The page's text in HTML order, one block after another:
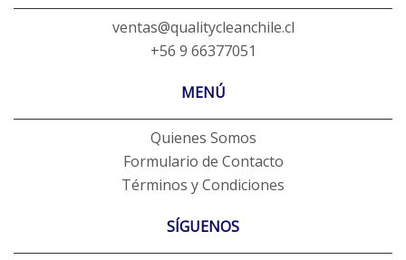
ventas@qualitycleanchile.cl
+56 9 66377051
MENÚ
Quienes Somos
Formulario de Contacto
Términos y Condiciones
SÍGUENOS